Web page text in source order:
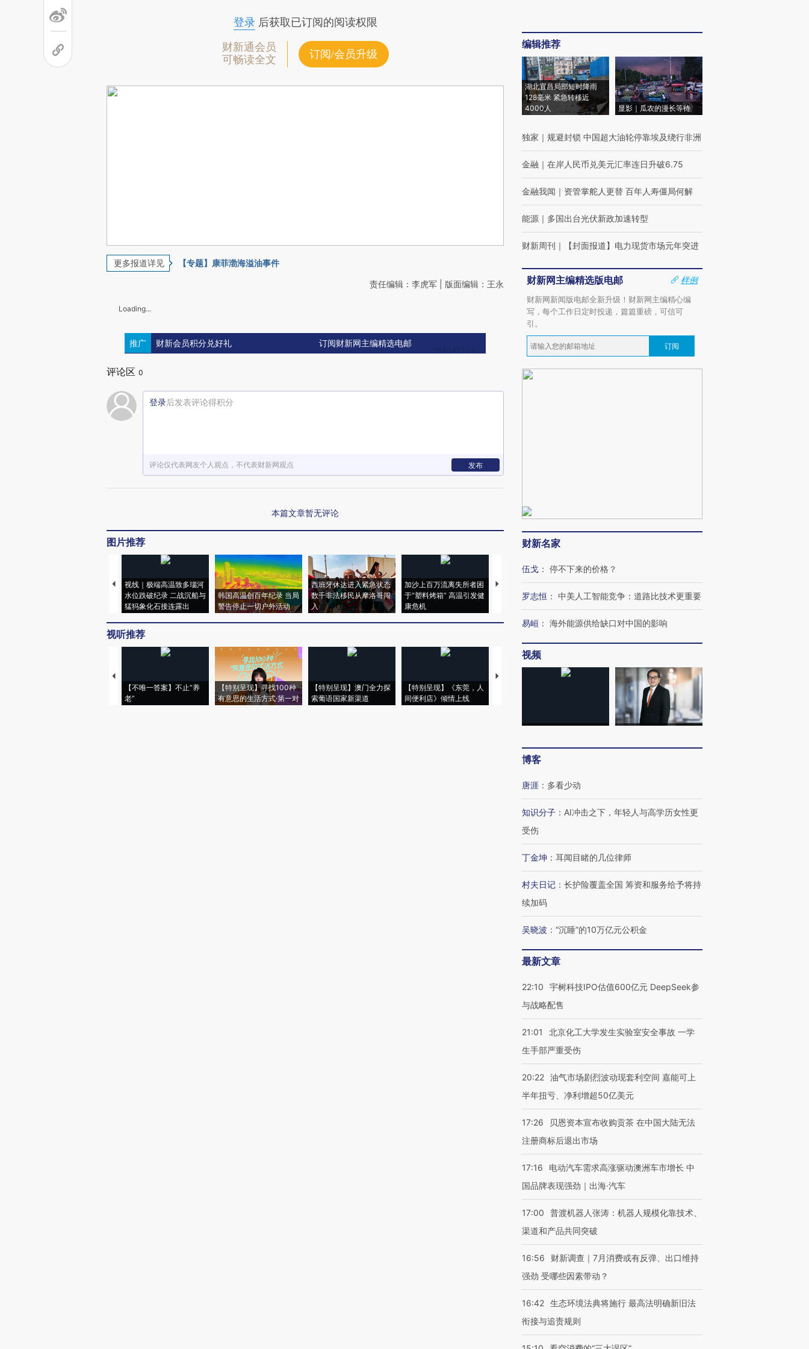
登录后获取已订阅的阅读权限
财新通会员
可畅读全文
订阅/会员升级
更多报道详见 【专题】康菲渤海溢油事件
责任编辑：李虎军 | 版面编辑：王永
Loading...
推广 财新会员积分兑好礼 订阅财新网主编精选电邮
评论区 0
登录后发表评论得积分
评论仅代表网友个人观点，不代表财新网观点 发布
本篇文章暂无评论
图片推荐
视线｜极端高温致多瑙河
水位跌破纪录 二战沉船与
猛犸象化石接连露出
韩国高温创百年纪录 当局
警告停止一切户外活动
西班牙休达进入紧急状态
数千非法移民从摩洛哥闯
入
加沙上百万流离失所者困
于“塑料烤箱” 高温引发健
康危机
视线｜HYROX的吸金
术：是什么让中产们甘
马航飞行员跨国走私7万
粒摇头丸 尿检体内含3种
视线｜被称为“蟑螂”的印
度Z世代 用街头抗争将教
视听推荐
【不唯一答案】不止“养
老”
【特别呈现】寻找100种
有意思的生活方式·第一对
【特别呈现】澳门全力探
索葡语国家新渠道
【特别呈现】《东莞，人
间便利店》倾情上线
【推广】走进第四届链博
【特别呈现】寻找100种
有意思的生活方式·第三对
【商旅对话】华住集团
CFO：不靠规模取胜，华
住三大增长引擎是什么？
编辑推荐
湖北宜昌局部短时降雨
128毫米 紧急转移近
4000人
显影｜瓜农的漫长等待
独家 ｜ 规避封锁 中国超大油轮停靠埃及绕行非洲
金融 ｜ 在岸人民币兑美元汇率连日升破6.75
金融我闻 ｜ 资管掌舵人更替 百年人寿僵局何解
能源 ｜ 多国出台光伏新政加速转型
财新周刊 ｜ 【封面报道】电力现货市场元年突进
财新网主编精选版电邮
样例
财新网新闻版电邮全新升级！财新网主编精心编
写，每个工作日定时投递，篇篇重磅，可信可
引。
订阅
财新名家
伍戈 ： 停不下来的价格？
罗志恒 ： 中美人工智能竞争：道路比技术更重要
易峘 ： 海外能源供给缺口对中国的影响
视频
博客
唐涯 ： 多看少动
知识分子 ： AI冲击之下，年轻人与高学历女性更
受伤
丁金坤 ： 耳闻目睹的几位律师
村夫日记 ： 长护险覆盖全国 筹资和服务给予将持
续加码
吴晓波 ： “沉睡”的10万亿元公积金
最新文章
22:10
宇树科技IPO估值600亿元 DeepSeek参
与战略配售
21:01
北京化工大学发生实验室安全事故 一学
生手部严重受伤
20:22 油气市场剧烈波动现套利空间 嘉能可上
半年扭亏、净利增超50亿美元
17:26
贝恩资本宣布收购贡茶 在中国大陆无法
注册商标后退出市场
17:16
电动汽车需求高涨驱动澳洲车市增长 中
国品牌表现强劲｜出海·汽车
17:00
普渡机器人张涛：机器人规模化靠技术、
渠道和产品共同突破
16:56
财新调查｜7月消费或有反弹、出口维持
强劲 受哪些因素带动？
16:42 生态环境法典将施行 最高法明确新旧法
衔接与追责规则